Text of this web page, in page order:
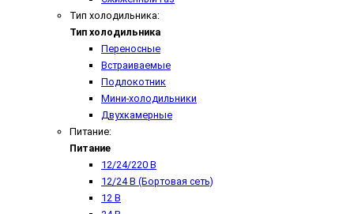
Тип холодильника:
Тип холодильника
Переносные
Встраиваемые
Подлокотник
Мини-холодильники
Двухкамерные
Питание:
Питание
12/24/220 В
12/24 В (Бортовая сеть)
12 В